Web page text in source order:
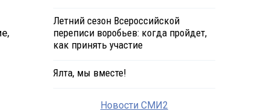
Летний сезон Всероссийской
переписи воробьев: когда пройдет,
как принять участие
Ялта, мы вместе!
Новости СМИ2